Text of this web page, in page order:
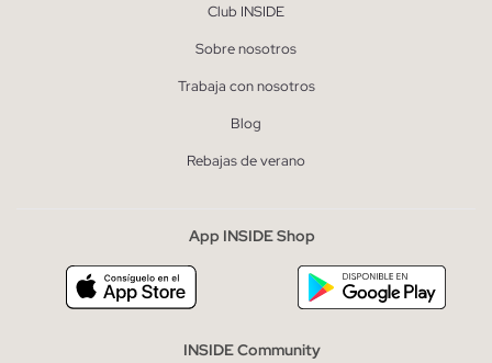
Club INSIDE
Sobre nosotros
Trabaja con nosotros
Blog
Rebajas de verano
App INSIDE Shop
INSIDE Community